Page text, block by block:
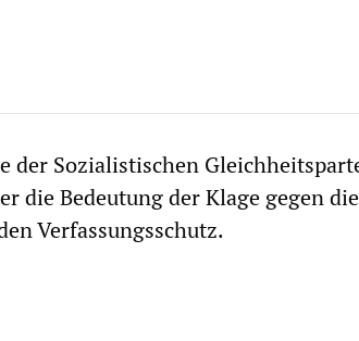
der Sozialistischen
die Bedeutung der Klage gegen die
Verfassungsschutz.